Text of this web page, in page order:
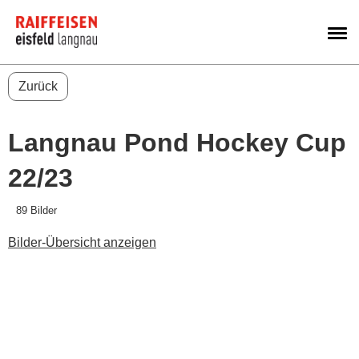
Zurück
Langnau Pond Hockey Cup
22/23
89 Bilder
Bilder-Übersicht anzeigen